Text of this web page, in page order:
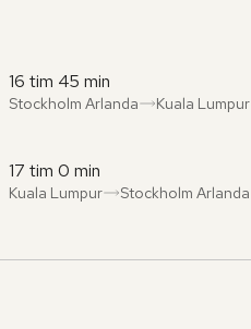
16 tim 45 min
Från:
Stockholm Arlanda
,till: Kuala Lumpur
17 tim 0 min
Från:
Kuala Lumpur
,till: Stockholm Arlanda